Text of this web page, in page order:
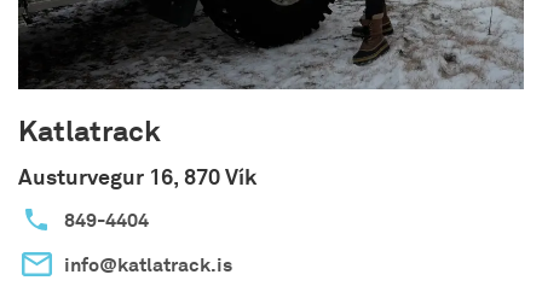
Katlatrack
Austurvegur 16, 870 Vík
849-4404
info@katlatrack.is